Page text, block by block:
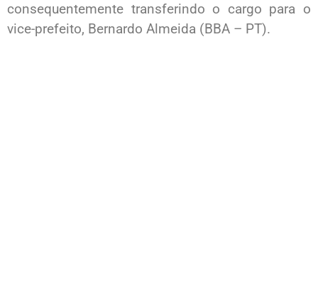
consequentemente transferindo o cargo para o
vice-prefeito, Bernardo Almeida (BBA – PT).